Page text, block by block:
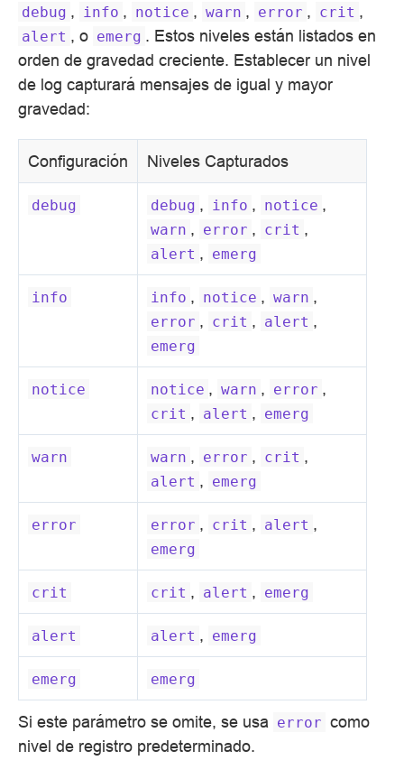
debug , info , notice , warn , error , crit ,
alert , o emerg . Estos niveles están listados en
orden de gravedad creciente. Establecer un nivel
de log capturará mensajes de igual y mayor
gravedad:
Configuración Niveles Capturados
debug debug , info , notice ,
warn , error , crit ,
alert , emerg
info info , notice , warn ,
error , crit , alert ,
emerg
notice notice , warn , error ,
crit , alert , emerg
warn warn , error , crit ,
alert , emerg
error error , crit , alert ,
emerg
crit crit , alert , emerg
alert alert , emerg
emerg emerg
Si este parámetro se omite, se usa error como
nivel de registro predeterminado.